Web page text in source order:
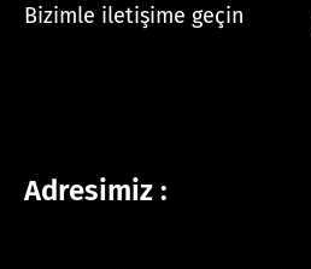
Bizimle iletişime geçin
Adresimiz :